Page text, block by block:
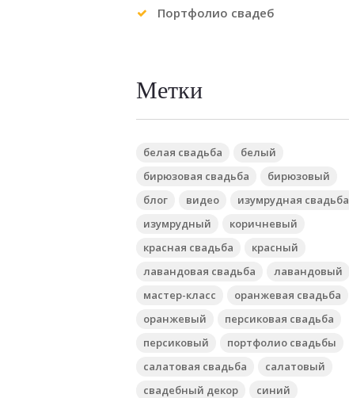
Портфолио свадеб
Метки
белая свадьба
белый
бирюзовая свадьба
бирюзовый
блог
видео
изумрудная свадьба
изумрудный
коричневый
красная свадьба
красный
лавандовая свадьба
лавандовый
мастер-класс
оранжевая свадьба
оранжевый
персиковая свадьба
персиковый
портфолио свадьбы
салатовая свадьба
салатовый
свадебный декор
синий